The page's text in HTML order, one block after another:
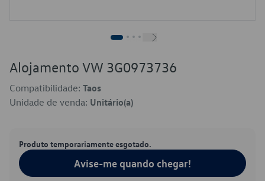
Alojamento VW 3G0973736
Compatibilidade: Taos
Unidade de venda: Unitário(a)
Produto temporariamente esgotado.
Avise-me quando chegar!